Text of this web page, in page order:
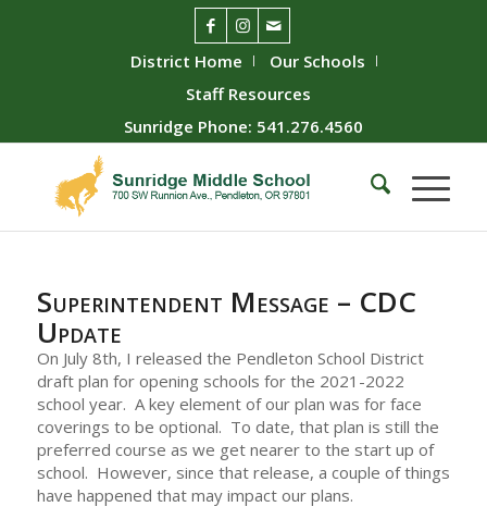
District Home
Our Schools
Staff Resources
Sunridge Phone: 541.276.4560
Superintendent Message – CDC
Update
On July 8th, I released the Pendleton School District
draft plan for opening schools for the 2021-2022
school year. A key element of our plan was for face
coverings to be optional. To date, that plan is still the
preferred course as we get nearer to the start up of
school. However, since that release, a couple of things
have happened that may impact our plans.